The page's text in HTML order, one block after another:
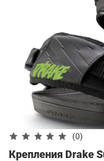
(0)
Крепления Drake